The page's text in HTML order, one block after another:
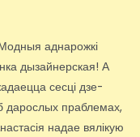
аднарожкі
дызайнерская! А
сесці дзе-
дарослых праблемах,
надае вялікую